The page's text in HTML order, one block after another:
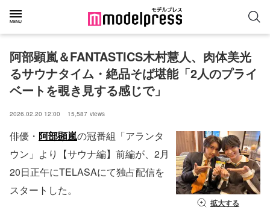
阿部顕嵐＆FANTASTICS木村慧人、肉体美光
るサウナタイム・絶品そば堪能「2人のプライ
ベートを覗き見する感じで」
2026.02.20 12:00 15,587 views
拡大する
俳優・ 阿部顕嵐の冠番組「アランタ
ウン」より【サウナ編】前編が、2月
20日正午にTELASAにて独占配信を
スタートした。